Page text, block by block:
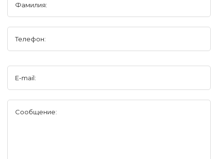
Фамилия:
Телефон:
E-mail:
Сообщение: